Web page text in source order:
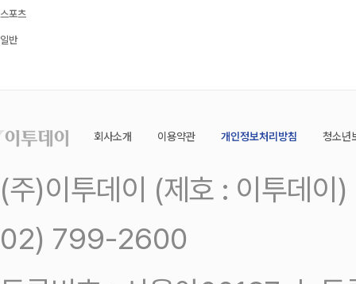
스포츠
일반
회사소개 이용약관 개인정보처리방침 청소년
(주)이투데이 (제호 : 이투데
02) 799-2600